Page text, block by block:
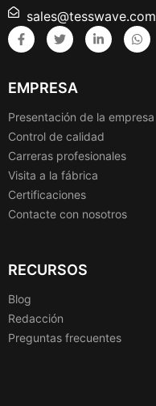
sales@tesswave.com
EMPRESA
Presentación de la empresa
Control de calidad
Carreras profesionales
Visita a la fábrica
Certificaciones
Contacte con nosotros
RECURSOS
Blog
Redacción
Preguntas frecuentes